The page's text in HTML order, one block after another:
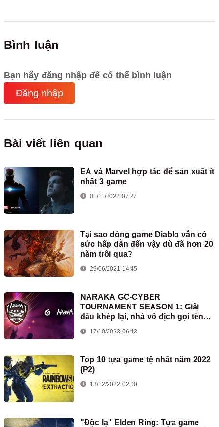
Bình luận
Bạn hãy đăng nhập để có thể bình luận
Đăng nhập
Bài viết liên quan
EA và Marvel hợp tác để sản xuất ít
nhất 3 game
01/11/2022 07:27
Tại sao dòng game Diablo vẫn có
sức hấp dẫn đến vậy dù đã hơn 20
năm trôi qua?
29/06/2021 14:45
NARAKA GC-CYBER
TOURNAMENT SEASON 1: Giải
đấu khép lại, nhà vô địch gọi tên
VNGC
17/10/2023 06:43
Top 10 tựa game tệ nhất năm 2022
(P2)
13/12/2022 02:00
"Độc lạ" Elden Ring: Tựa game